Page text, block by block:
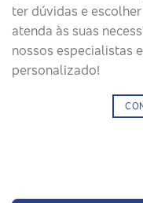
ter dúvidas e
atenda às suas
nossos especialistas
personalizado!